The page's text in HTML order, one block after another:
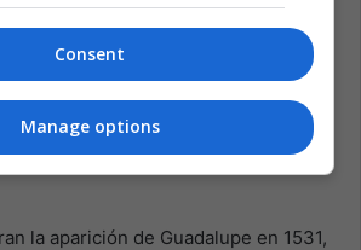
de casi dos metros procedente de
entera, con sus azules turquesa
de un colibrí. Algunos se
detienen, sorprendidos de que una
tierras altas de México les resulte
la aparición de Guadalupe en 1531,
Consent
Manage options